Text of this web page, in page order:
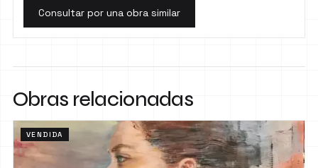
Consultar por una obra similar
Obras relacionadas
VENDIDA